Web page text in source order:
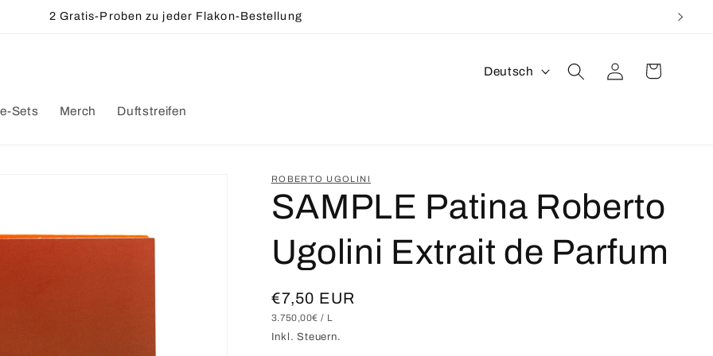
Kostenloser Versand innerhalb Deutschlands ab 50€
Sets Merch Duftstreifen
S
h
Deutsch EinloggenWarenkorb
ROBERTO UGOLINI
SAMPLE Patina Roberto
Ugolini Extrait de Parfum
Normaler
Preis
€7,50 EUR
GRUNDPREIS
3.750,00€ / PRO
L
Inkl. Steuern.